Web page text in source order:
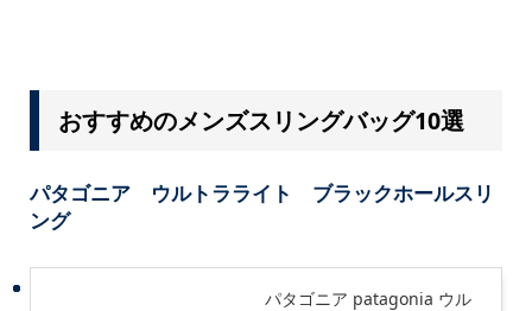
おすすめのメンズスリングバッグ10選
パタゴニア ウルトラライト ブラックホールスリ
ング
パタゴニア patagonia ウル